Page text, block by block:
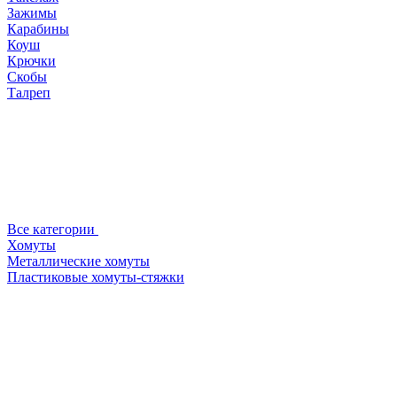
Зажимы
Карабины
Коуш
Крючки
Скобы
Талреп
Все категории
Хомуты
Металлические хомуты
Пластиковые хомуты-стяжки